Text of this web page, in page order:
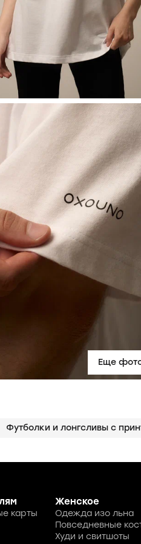
Еще
Футболки и лонгсливы с
карты
Женское
Одежда изо льна
Повседневные
Худи и свитшоты